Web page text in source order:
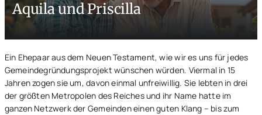
Unterwegs
Aquila und Priscilla
Ein Ehepaar aus dem Neuen Testament, wie wir es uns für jedes
Gemeindegründungsprojekt wünschen würden. Viermal in 15
Jahren zogen sie um, davon einmal unfreiwillig. Sie lebten in drei
der größten Metropolen des Reiches und ihr Name hatte im
ganzen Netzwerk der Gemeinden einen guten Klang – bis zum